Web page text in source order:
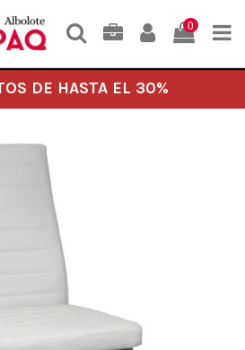
0
DE HASTA EL 30%